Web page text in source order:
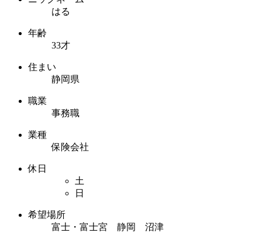
はる
年齢
33才
住まい
静岡県
職業
事務職
業種
保険会社
休日
土
日
希望場所
富士・富士宮 静岡 沼津